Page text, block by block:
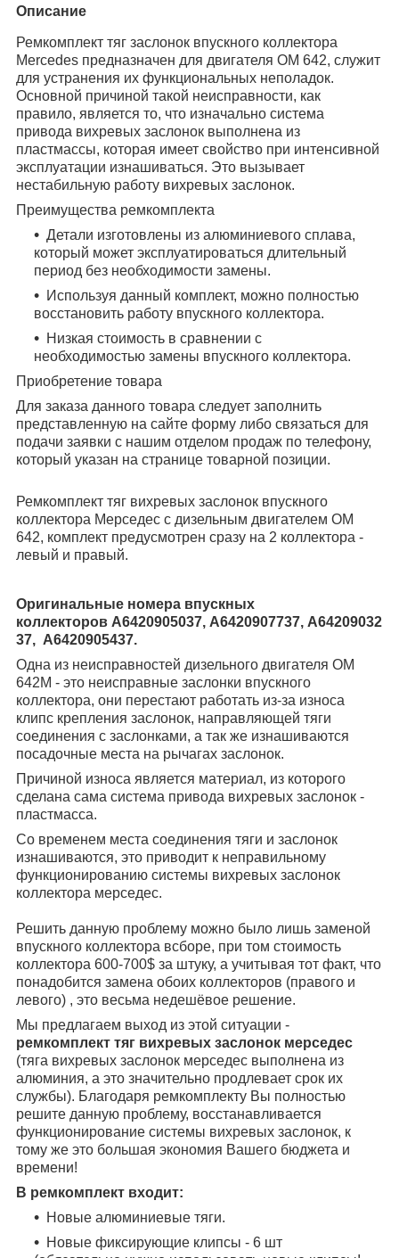
Описание
Ремкомплект тяг заслонок впускного коллектора
Mercedes предназначен для двигателя ОМ 642, служит
для устранения их функциональных неполадок.
Основной причиной такой неисправности, как
правило, является то, что изначально система
привода вихревых заслонок выполнена из
пластмассы, которая имеет свойство при интенсивной
эксплуатации изнашиваться. Это вызывает
нестабильную работу вихревых заслонок.
Преимущества ремкомплекта
Детали изготовлены из алюминиевого сплава,
который может эксплуатироваться длительный
период без необходимости замены.
Используя данный комплект, можно полностью
восстановить работу впускного коллектора.
Низкая стоимость в сравнении с
необходимостью замены впускного коллектора.
Приобретение товара
Для заказа данного товара следует заполнить
представленную на сайте форму либо связаться для
подачи заявки с нашим отделом продаж по телефону,
который указан на странице товарной позиции.
Ремкомплект тяг вихревых заслонок впускного
коллектора Мерседес с дизельным двигателем OM
642, комплект предусмотрен сразу на 2 коллектора -
левый и правый.
Оригинальные номера впускных
коллекторов A6420905037, A6420907737, A64209032
37, A6420905437.
Одна из неисправностей дизельного двигателя ОМ
642M - это неисправные заслонки впускного
коллектора, они перестают работать из-за износа
клипс крепления заслонок, направляющей тяги
соединения с заслонками, а так же изнашиваются
посадочные места на рычагах заслонок.
Причиной износа является материал, из которого
сделана сама система привода вихревых заслонок -
пластмасса.
Со временем места соединения тяги и заслонок
изнашиваются, это приводит к неправильному
функционированию системы вихревых заслонок
коллектора мерседес.
Решить данную проблему можно было лишь заменой
впускного коллектора всборе, при том стоимость
коллектора 600-700$ за штуку, а учитывая тот факт, что
понадобится замена обоих коллекторов (правого и
левого) , это весьма недешёвое решение.
Мы предлагаем выход из этой ситуации -
ремкомплект тяг вихревых заслонок мерседес
(тяга вихревых заслонок мерседес выполнена из
алюминия, а это значительно продлевает срок их
службы). Благодаря ремкомплекту Вы полностью
решите данную проблему, восстанавливается
функционирование системы вихревых заслонок, к
тому же это большая экономия Вашего бюджета и
времени!
В ремкомплект входит:
Новые алюминиевые тяги.
Новые фиксирующие клипсы - 6 шт